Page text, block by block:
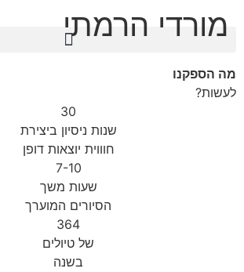
לתוכןמורדי הרמתי
מה הספקנו
לעשות?
30
שנות ניסיון ביצירת
חוווית יוצאות דופן
7-10
שעות משך
הסיורים המוערך
364
של טיולים
בשנה